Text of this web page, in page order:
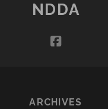
NDDA
facebook
ARCHIVES